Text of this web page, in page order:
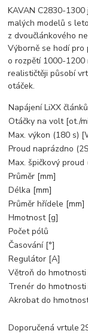
KAVAN C2830-
malých modelů s
z dvoučlánkového
Výborně se hodí pro
o rozpětí 1000-1200
realističtěji působí
otáček.
Napájení LiXX článků
Otáčky na volt [ot./
Max. výkon (180 s)
Proud naprázdno
Max. špičkový proud
Průměr [mm]
Délka [mm]
Průměr hřídele [mm]
Hmotnost [g]
Počet pólů
Časování [°]
Regulátor [A]
Větroň do
Trenér do
Akrobat do
Doporučená vrtule